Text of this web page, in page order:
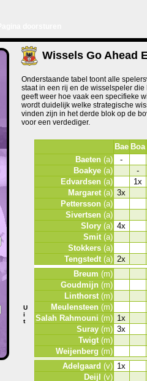
Wissels Go Ahead
Onderstaande tabel toont alle
staat in een rij en de wisselspeler
geeft weer hoe vaak een specifieke
wordt duidelijk welke strategische
vinden zijn in het derde blok op de
voor een verdediger.
U
i
t
Bae Boa
Baeten (a)
-
Boakye (a)
-
Edvardsen (a)
1x
Margaret(a) 3x
Pettersson (a)
Sivertsen (a)
Slory (a) 4x
Smit(a)
Stokkers (a)
Tengstedt(a) 2x
Breum (m)
Goudmijn (m)
Linthorst(m)
Meulensteen (m)
Salah Rahmouni (m) 1x
Suray (m) 3x
Twigt(m)
Weijenberg (m)
Adelgaard (v) 1x
Deijl (v)